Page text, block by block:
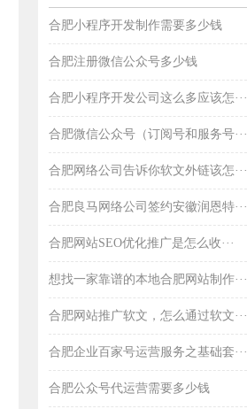
合肥小程序开发制作需要多少钱
合肥注册微信公众号多少钱
合肥小程序开发公司这么多应该怎···
合肥微信公众号（订阅号和服务号···
合肥网络公司告诉你软文外链该怎···
合肥良马网络公司签约安徽润恩特···
合肥网站SEO优化推广是怎么收···
想找一家靠谱的本地合肥网站制作···
合肥网站推广软文，怎么通过软文···
合肥企业百家号运营服务之基础套···
合肥公众号代运营需要多少钱